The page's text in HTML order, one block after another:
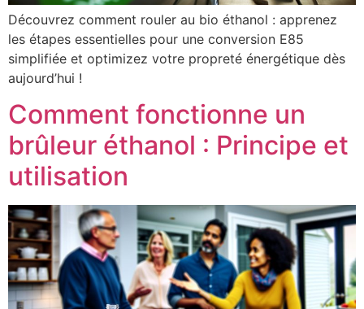
Découvrez comment rouler au bio éthanol : apprenez
les étapes essentielles pour une conversion E85
simplifiée et optimizez votre propreté énergétique dès
aujourd’hui !
Comment fonctionne un
brûleur éthanol : Principe et
utilisation